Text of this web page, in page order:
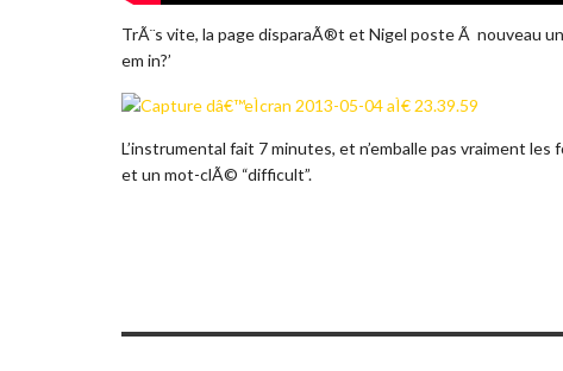
TrÃ¨s vite, la page disparaÃ®t et Nigel poste Ã nouveau
em in?’
L’instrumental fait 7 minutes, et n’emballe pas vraiment les
et un mot-clÃ© “difficult”.